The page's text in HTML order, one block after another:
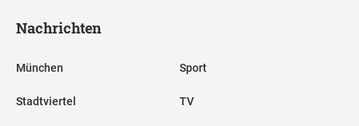
Nachrichten
München
Stadtviertel
Sport
TV